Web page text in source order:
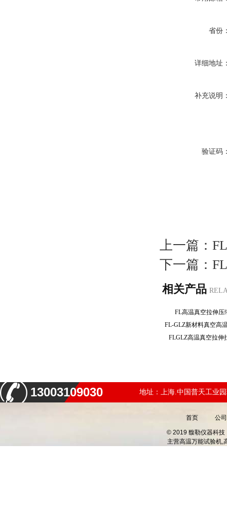
省份
详细地址
补充说明
验证码
上一篇：
下一篇：
相关产品
FL高温真空拉伸
FL-GLZ新材料真空
FLGLZ高温真空拉
13003109030 地址：上海.中国普天工业
首页 公
© 2019 馥勒仪器科技
主营高温万能试验机,